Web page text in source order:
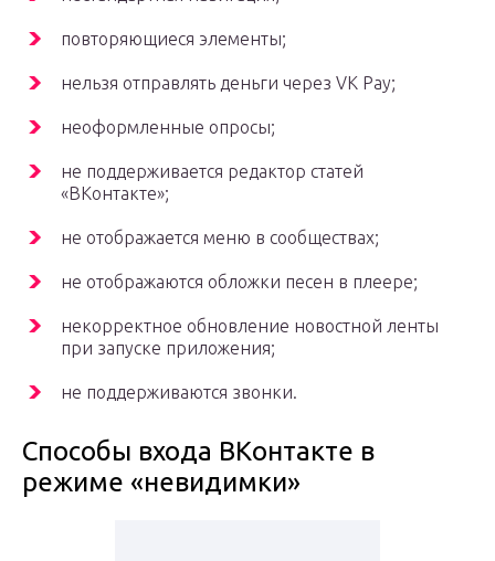
повторяющиеся элементы;
нельзя отправлять деньги через VK Pay;
неоформленные опросы;
не поддерживается редактор статей
«ВКонтакте»;
не отображается меню в сообществах;
не отображаются обложки песен в плеере;
некорректное обновление новостной ленты
при запуске приложения;
не поддерживаются звонки.
Способы входа ВКонтакте в
режиме «невидимки»